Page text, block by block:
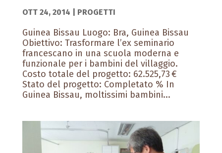
OTT 24, 2014 PROGETTI
Guinea Bissau Luogo: Bra, Guinea Bissau
Obiettivo: Trasformare l’ex seminario
francescano in una scuola moderna e
funzionale per i bambini del villaggio.
Costo totale del progetto: 62.525,73 €
Stato del progetto: Completato % In
Guinea Bissau, moltissimi bambini...